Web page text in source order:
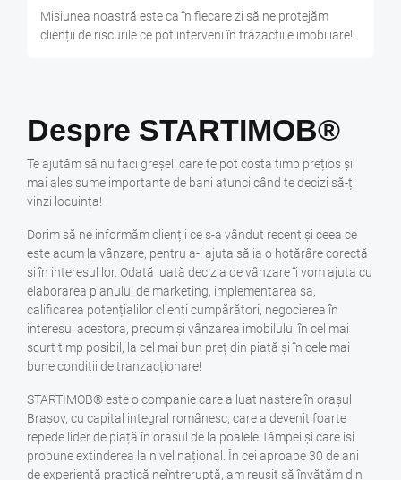
Misiunea noastră este ca în fiecare zi să ne protejăm
clienții de riscurile ce pot interveni în trazacțiile imobiliare!
Despre STARTIMOB®
Te ajutăm să nu faci greșeli care te pot costa timp prețios și
mai ales sume importante de bani atunci când te decizi să-ți
vinzi locuința!
Dorim să ne informăm clienții ce s-a vândut recent și ceea ce
este acum la vânzare, pentru a-i ajuta să ia o hotărâre corectă
și în interesul lor. Odată luată decizia de vânzare îi vom ajuta cu
elaborarea planului de marketing, implementarea sa,
calificarea potențialilor clienți cumpărători, negocierea în
interesul acestora, precum și vânzarea imobilului în cel mai
scurt timp posibil, la cel mai bun preț din piață și în cele mai
bune condiții de tranzacționare!
STARTIMOB® este o companie care a luat naștere în orașul
Brașov, cu capital integral românesc, care a devenit foarte
repede lider de piață în orașul de la poalele Tâmpei și care isi
propune extinderea la nivel național. În cei aproape 30 de ani
de experiență practică neîntreruptă, am reușit să învățăm din